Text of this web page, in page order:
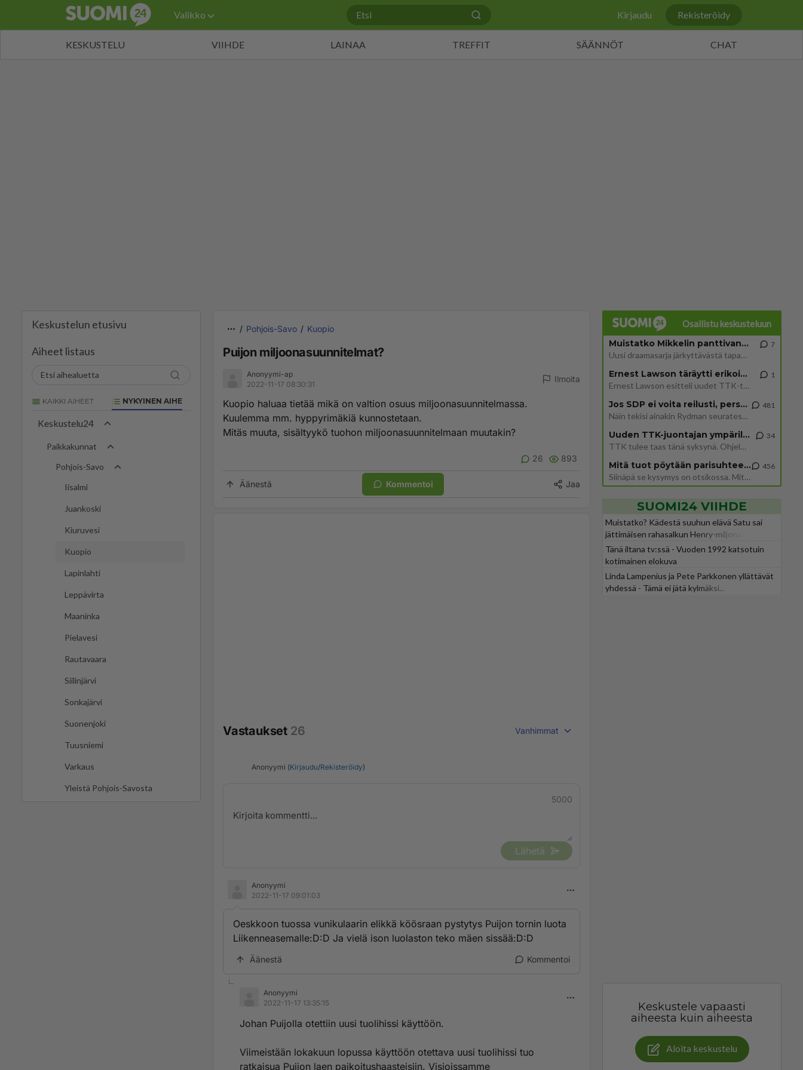
Valikko Kirjaudu Rekisteröidy
KESKUSTELU VIIHDE LAINAA TREFFIT SÄÄNNÖT CHAT
Keskustelun etusivu
Aiheet listaus
KAIKKI AIHEET NYKYINEN AIHE
Keskustelu24
Paikkakunnat
Pohjois-Savo
Iisalmi
Juankoski
Kiuruvesi
Kuopio
Lapinlahti
Leppävirta
Maaninka
Pielavesi
Rautavaara
Siilinjärvi
Sonkajärvi
Suonenjoki
Tuusniemi
Varkaus
Yleistä Pohjois-Savosta
Pohjois-Savo Kuopio
Puijon miljoonasuunnitelmat?
Anonyymi-ap
2022-11-17 08:30:31
Ilmoita
Kuopio haluaa tietää mikä on valtion osuus miljoonasuunnitelmassa.
Kuulemma mm. hyppyrimäkiä kunnostetaan.
Mitäs muuta, sisältyykö tuohon miljoonasuunnitelmaan muutakin?
26 893
Äänestä Kommentoi Jaa
Vastaukset 26 Vanhimmat
Anonyymi (Kirjaudu/Rekisteröidy)
5000
Lähetä
Anonyymi
2022-11-17 09:01:03
Oeskkoon tuossa vunikulaarin elikkä köösraan pystytys Puijon tornin luota
Liikenneasemalle:D:D Ja vielä ison luolaston teko mäen sissää:D:D
Äänestä Kommentoi
Anonyymi
2022-11-17 13:35:15
Johan Puijolla otettiin uusi tuolihissi käyttöön.
Viimeistään lokakuun lopussa käyttöön otettava uusi tuolihissi tuo
ratkaisua Puijon laen paikoitushaasteisiin. Visioissamme
Osallistu keskusteluun
Muistatko Mikkelin panttivankidraaman?
Uusi draamasarja järkyttävästä tapauksesta on tulossa. Tositapahtumiin perustuva sarja ammentaa vuoden 1986 Mikkelin pan
7
Ernest Lawson täräytti erikoisen heiton TTK-lehdistötilaisuudessa: " Onko tässä tarkoituksena...?"
Ernest Lawson esitteli uudet TTK-tähtioppilaat ja opettajat torstaina 6.8. lehdistölle. Tulevalla kaudella on yksi hausk
1
Jos SDP ei voita reilusti, persut kumoavat demokratian Suomesta
Näin tekisi ainakin Rydman seuratessaan idolinsa Trumpin mallia https://www.is.fi/politiikka/art-2000012187244.html
481
Uuden TTK-juontajan ympärillä epätietoisuus sakenee - Nyt MTV hämmentää soppaa
TTK tulee taas tänä syksynä. Ohjelman uudet tähtioppilaat julkistetaan torstaina 6. elokuuta klo 14 alkavassa lehdistö
34
Mitä tuot pöytään parisuhteessa?
Siinäpä se kysymys on otsikossa. Mitäpä siis tuot/toisit pöytään parisuhteessa? Oletko mies vai nainen? Koetko sen mitä
456
SUOMI24 VIIHDE
Muistatko? Kädestä suuhun elävä Satu sai
jättimäisen rahasalkun Henry-miljonääriltä
Tänä iltana tv:ssä - Vuoden 1992 katsotuin
kotimainen elokuva
Linda Lampenius ja Pete Parkkonen yllättävät
yhdessä - Tämä ei jätä kylmäksi...
Keskustele vapaasti
aiheesta kuin aiheesta
Aloita keskustelu